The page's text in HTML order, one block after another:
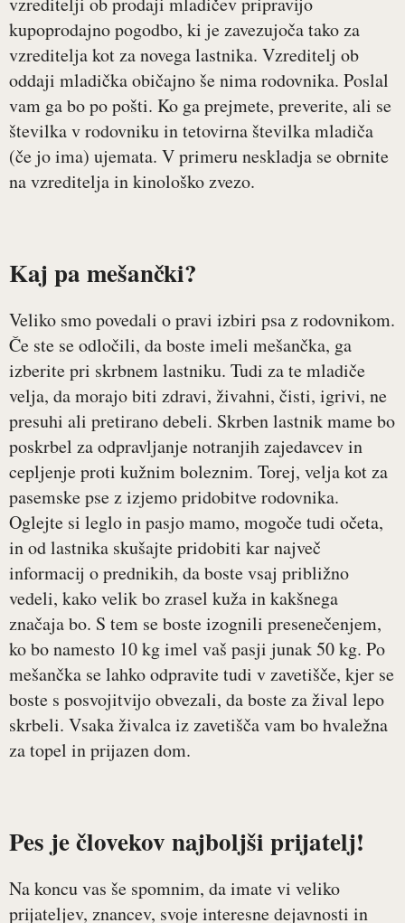
kupoprodajno pogodbo, ki je zavezujoča tako za
vzreditelja kot za novega lastnika. Vzreditelj ob
oddaji mladička običajno še nima rodovnika. Poslal
vam ga bo po pošti. Ko ga prejmete, preverite, ali se
številka v rodovniku in tetovirna številka mladiča
(če jo ima) ujemata. V primeru neskladja se obrnite
na vzreditelja in kinološko zvezo.
Kaj pa mešančki?
Veliko smo povedali o pravi izbiri psa z rodovnikom.
Če ste se odločili, da boste imeli mešančka, ga
izberite pri skrbnem lastniku. Tudi za te mladiče
velja, da morajo biti zdravi, živahni, čisti, igrivi, ne
presuhi ali pretirano debeli. Skrben lastnik mame bo
poskrbel za odpravljanje notranjih zajedavcev in
cepljenje proti kužnim boleznim. Torej, velja kot za
pasemske pse z izjemo pridobitve rodovnika.
Oglejte si leglo in pasjo mamo, mogoče tudi očeta,
in od lastnika skušajte pridobiti kar največ
informacij o prednikih, da boste vsaj približno
vedeli, kako velik bo zrasel kuža in kakšnega
značaja bo. S tem se boste izognili presenečenjem,
ko bo namesto 10 kg imel vaš pasji junak 50 kg. Po
mešančka se lahko odpravite tudi v zavetišče, kjer se
boste s posvojitvijo obvezali, da boste za žival lepo
skrbeli. Vsaka živalca iz zavetišča vam bo hvaležna
za topel in prijazen dom.
Pes je človekov najboljši prijatelj!
Na koncu vas še spomnim, da imate vi veliko
prijateljev, znancev, svoje interesne dejavnosti in